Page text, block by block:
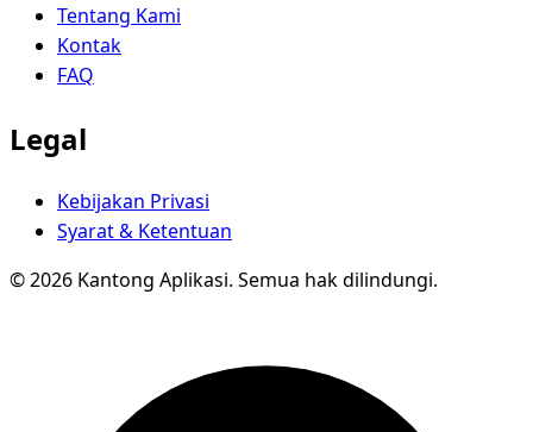
Tentang Kami
Kontak
FAQ
Legal
Kebijakan Privasi
Syarat & Ketentuan
© 2026 Kantong Aplikasi. Semua hak dilindungi.